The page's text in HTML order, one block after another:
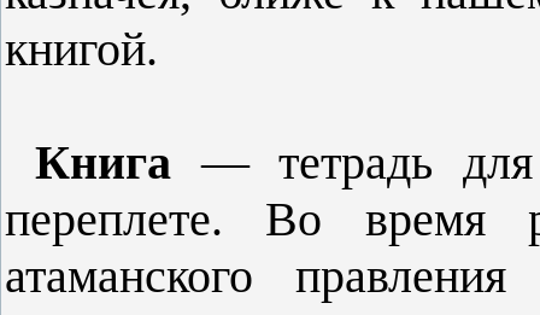
книгой.
Книга— тетрадь
переплете. Во время
атаманского